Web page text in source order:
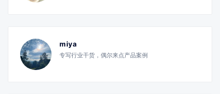
miya
专写行业干货，偶尔来点产品案例